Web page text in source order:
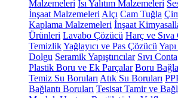
Malzemeleri Isı Yalıtım Malzemeleri
İnşaat Malzemeleri Alçı Cam Tuğla
Kaplama Malzemeleri İnşaat
Ürünleri Lavabo Çözücü Harç ve Sıva
TemizlikYağlayıcı ve Pas Çözücü
Dolgu Seramik Yapıştırıcılar Sıvı Conta
Plastik Boru ve Ek Parçalar Boru
Temiz Su Boruları Atık Su Boruları
Bağlantı Boruları Tesisat Tamir ve